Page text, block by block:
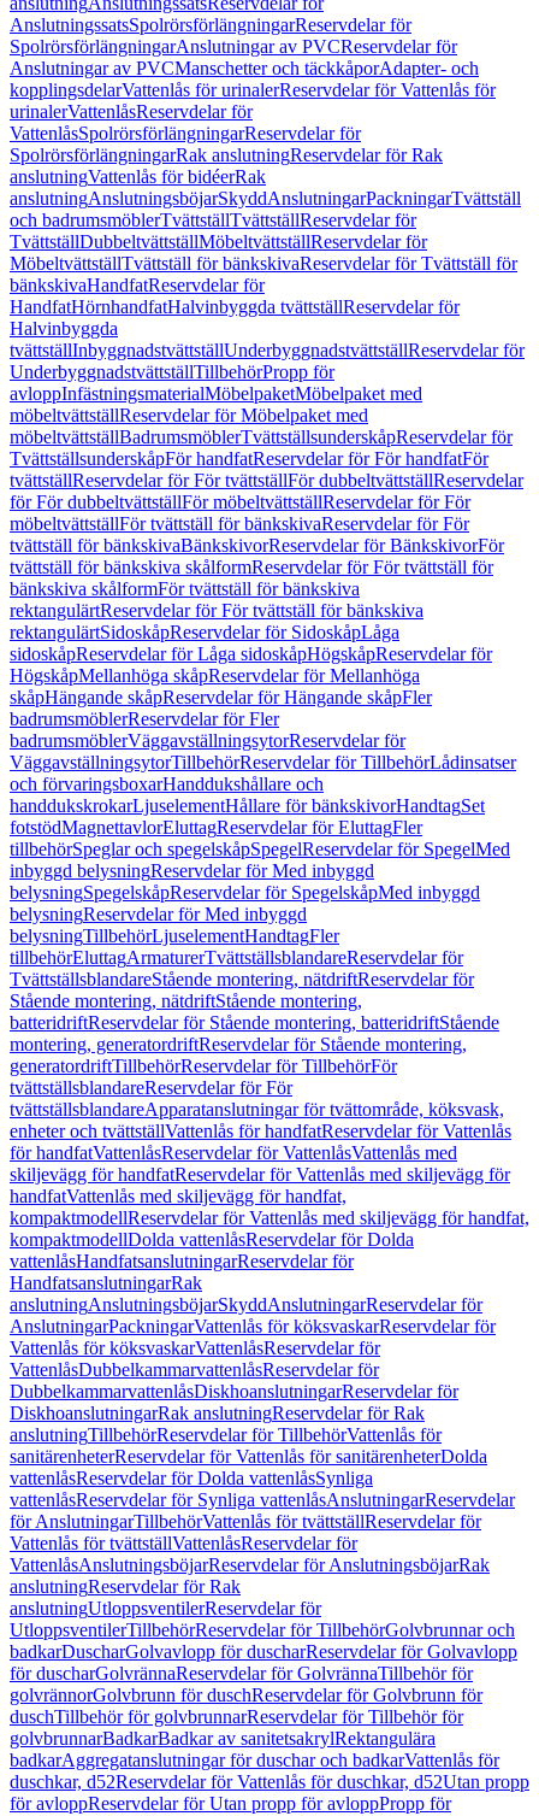
AnslutningssatsSpolrörsförlängningarReservdelar för
SpolrörsförlängningarAnslutningar av PVCReservdelar för
Anslutningar av PVCManschetter och täckkåporAdapter- och
kopplingsdelarVattenlås för urinalerReservdelar för Vattenlås för
urinalerVattenlåsReservdelar för
VattenlåsSpolrörsförlängningarReservdelar för
SpolrörsförlängningarRak anslutningReservdelar för Rak
anslutningVattenlås för bidéerRak
anslutningAnslutningsböjarSkyddAnslutningarPackningarTvättställ
och badrumsmöblerTvättställTvättställReservdelar för
TvättställDubbeltvättställMöbeltvättställReservdelar för
MöbeltvättställTvättställ för bänkskivaReservdelar för Tvättställ för
bänkskivaHandfatReservdelar för
HandfatHörnhandfatHalvinbyggda tvättställReservdelar för
Halvinbyggda
tvättställInbyggnadstvättställUnderbyggnadstvättställReservdelar för
UnderbyggnadstvättställTillbehörPropp för
avloppInfästningsmaterialMöbelpaketMöbelpaket med
möbeltvättställReservdelar för Möbelpaket med
möbeltvättställBadrumsmöblerTvättställsunderskåpReservdelar för
TvättställsunderskåpFör handfatReservdelar för För handfatFör
tvättställReservdelar för För tvättställFör dubbeltvättställReservdelar
för För dubbeltvättställFör möbeltvättställReservdelar för För
möbeltvättställFör tvättställ för bänkskivaReservdelar för För
tvättställ för bänkskivaBänkskivorReservdelar för BänkskivorFör
tvättställ för bänkskiva skålformReservdelar för För tvättställ för
bänkskiva skålformFör tvättställ för bänkskiva
rektangulärtReservdelar för För tvättställ för bänkskiva
rektangulärtSidoskåpReservdelar för SidoskåpLåga
sidoskåpReservdelar för Låga sidoskåpHögskåpReservdelar för
HögskåpMellanhöga skåpReservdelar för Mellanhöga
skåpHängande skåpReservdelar för Hängande skåpFler
badrumsmöblerReservdelar för Fler
badrumsmöblerVäggavställningsytorReservdelar för
VäggavställningsytorTillbehörReservdelar för TillbehörLådinsatser
och förvaringsboxarHanddukshållare och
handdukskrokarLjuselementHållare för bänkskivorHandtagSet
fotstödMagnettavlorEluttagReservdelar för EluttagFler
tillbehörSpeglar och spegelskåpSpegelReservdelar för SpegelMed
inbyggd belysningReservdelar för Med inbyggd
belysningSpegelskåpReservdelar för SpegelskåpMed inbyggd
belysningReservdelar för Med inbyggd
belysningTillbehörLjuselementHandtagFler
tillbehörEluttagArmaturerTvättställsblandareReservdelar för
TvättställsblandareStående montering, nätdriftReservdelar för
Stående montering, nätdriftStående montering,
batteridriftReservdelar för Stående montering, batteridriftStående
montering, generatordriftReservdelar för Stående montering,
generatordriftTillbehörReservdelar för TillbehörFör
tvättställsblandareReservdelar för För
tvättställsblandareApparatanslutningar för tvättområde, köksvask,
enheter och tvättställVattenlås för handfatReservdelar för Vattenlås
för handfatVattenlåsReservdelar för VattenlåsVattenlås med
skiljevägg för handfatReservdelar för Vattenlås med skiljevägg för
handfatVattenlås med skiljevägg för handfat,
kompaktmodellReservdelar för Vattenlås med skiljevägg för handfat,
kompaktmodellDolda vattenlåsReservdelar för Dolda
vattenlåsHandfatsanslutningarReservdelar för
HandfatsanslutningarRak
anslutningAnslutningsböjarSkyddAnslutningarReservdelar för
AnslutningarPackningarVattenlås för köksvaskarReservdelar för
Vattenlås för köksvaskarVattenlåsReservdelar för
VattenlåsDubbelkammarvattenlåsReservdelar för
DubbelkammarvattenlåsDiskhoanslutningarReservdelar för
DiskhoanslutningarRak anslutningReservdelar för Rak
anslutningTillbehörReservdelar för TillbehörVattenlås för
sanitärenheterReservdelar för Vattenlås för sanitärenheterDolda
vattenlåsReservdelar för Dolda vattenlåsSynliga
vattenlåsReservdelar för Synliga vattenlåsAnslutningarReservdelar
för AnslutningarTillbehörVattenlås för tvättställReservdelar för
Vattenlås för tvättställVattenlåsReservdelar för
VattenlåsAnslutningsböjarReservdelar för AnslutningsböjarRak
anslutningReservdelar för Rak
anslutningUtloppsventilerReservdelar för
UtloppsventilerTillbehörReservdelar för TillbehörGolvbrunnar och
badkarDuscharGolvavlopp för duscharReservdelar för Golvavlopp
för duscharGolvrännaReservdelar för GolvrännaTillbehör för
golvrännorGolvbrunn för duschReservdelar för Golvbrunn för
duschTillbehör för golvbrunnarReservdelar för Tillbehör för
golvbrunnarBadkarBadkar av sanitetsakrylRektangulära
badkarAggregatanslutningar för duschar och badkarVattenlås för
duschkar, d52Reservdelar för Vattenlås för duschkar, d52Utan propp
för avloppReservdelar för Utan propp för avloppPropp för